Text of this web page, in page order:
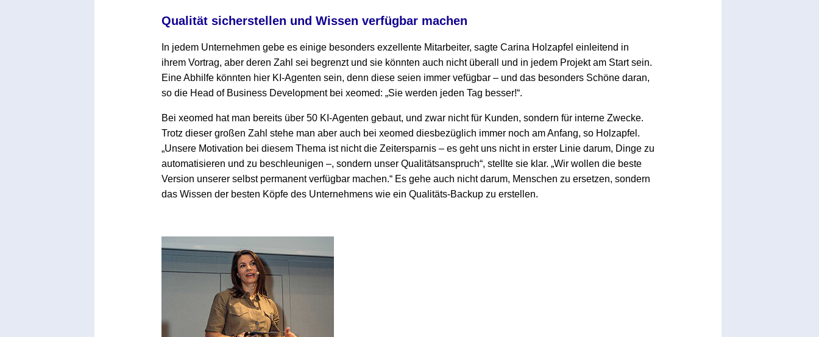
Qualität sicherstellen und Wissen verfügbar machen
In jedem Unternehmen gebe es einige besonders exzellente Mitarbeiter, sagte Carina Holzapfel einleitend in
ihrem Vortrag, aber deren Zahl sei begrenzt und sie könnten auch nicht überall und in jedem Projekt am Start sein.
Eine Abhilfe könnten hier KI-Agenten sein, denn diese seien immer vefügbar – und das besonders Schöne daran,
so die Head of Business Development bei xeomed: „Sie werden jeden Tag besser!“.
Bei xeomed hat man bereits über 50 KI-Agenten gebaut, und zwar nicht für Kunden, sondern für interne Zwecke.
Trotz dieser großen Zahl stehe man aber auch bei xeomed diesbezüglich immer noch am Anfang, so Holzapfel.
„Unsere Motivation bei diesem Thema ist nicht die Zeitersparnis – es geht uns nicht in erster Linie darum, Dinge zu
automatisieren und zu beschleunigen –, sondern unser Qualitätsanspruch“, stellte sie klar. „Wir wollen die beste
Version unserer selbst permanent verfügbar machen.“ Es gehe auch nicht darum, Menschen zu ersetzen, sondern
das Wissen der besten Köpfe des Unternehmens wie ein Qualitäts-Backup zu erstellen.